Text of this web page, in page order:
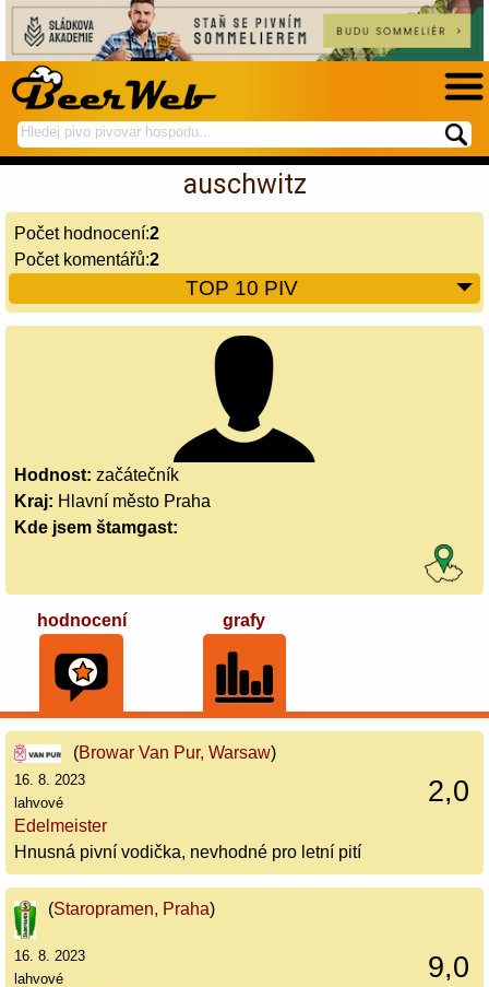
hledej
na
spustí
hledání
auschwitz
Počet hodnocení:2
Počet komentářů:2
TOP 10 PIV
Hodnost: začátečník
Kraj: Hlavní město Praha
Kde jsem štamgast:
hodnocení grafy
(Browar Van Pur, Warsaw)
2,0
16. 8. 2023
lahvové
Edelmeister
Hnusná pivní vodička, nevhodné pro letní pití
(Staropramen, Praha)
9,0
16. 8. 2023
lahvové